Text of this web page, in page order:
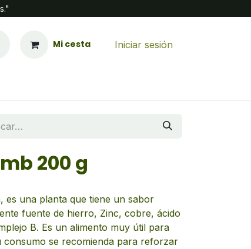
Mi cesta Iniciar sesión
200 g
es una planta que tiene un sabor
fuente de hierro, Zinc, cobre, ácido
B. Es un alimento muy útil para
consumo se recomienda para reforzar